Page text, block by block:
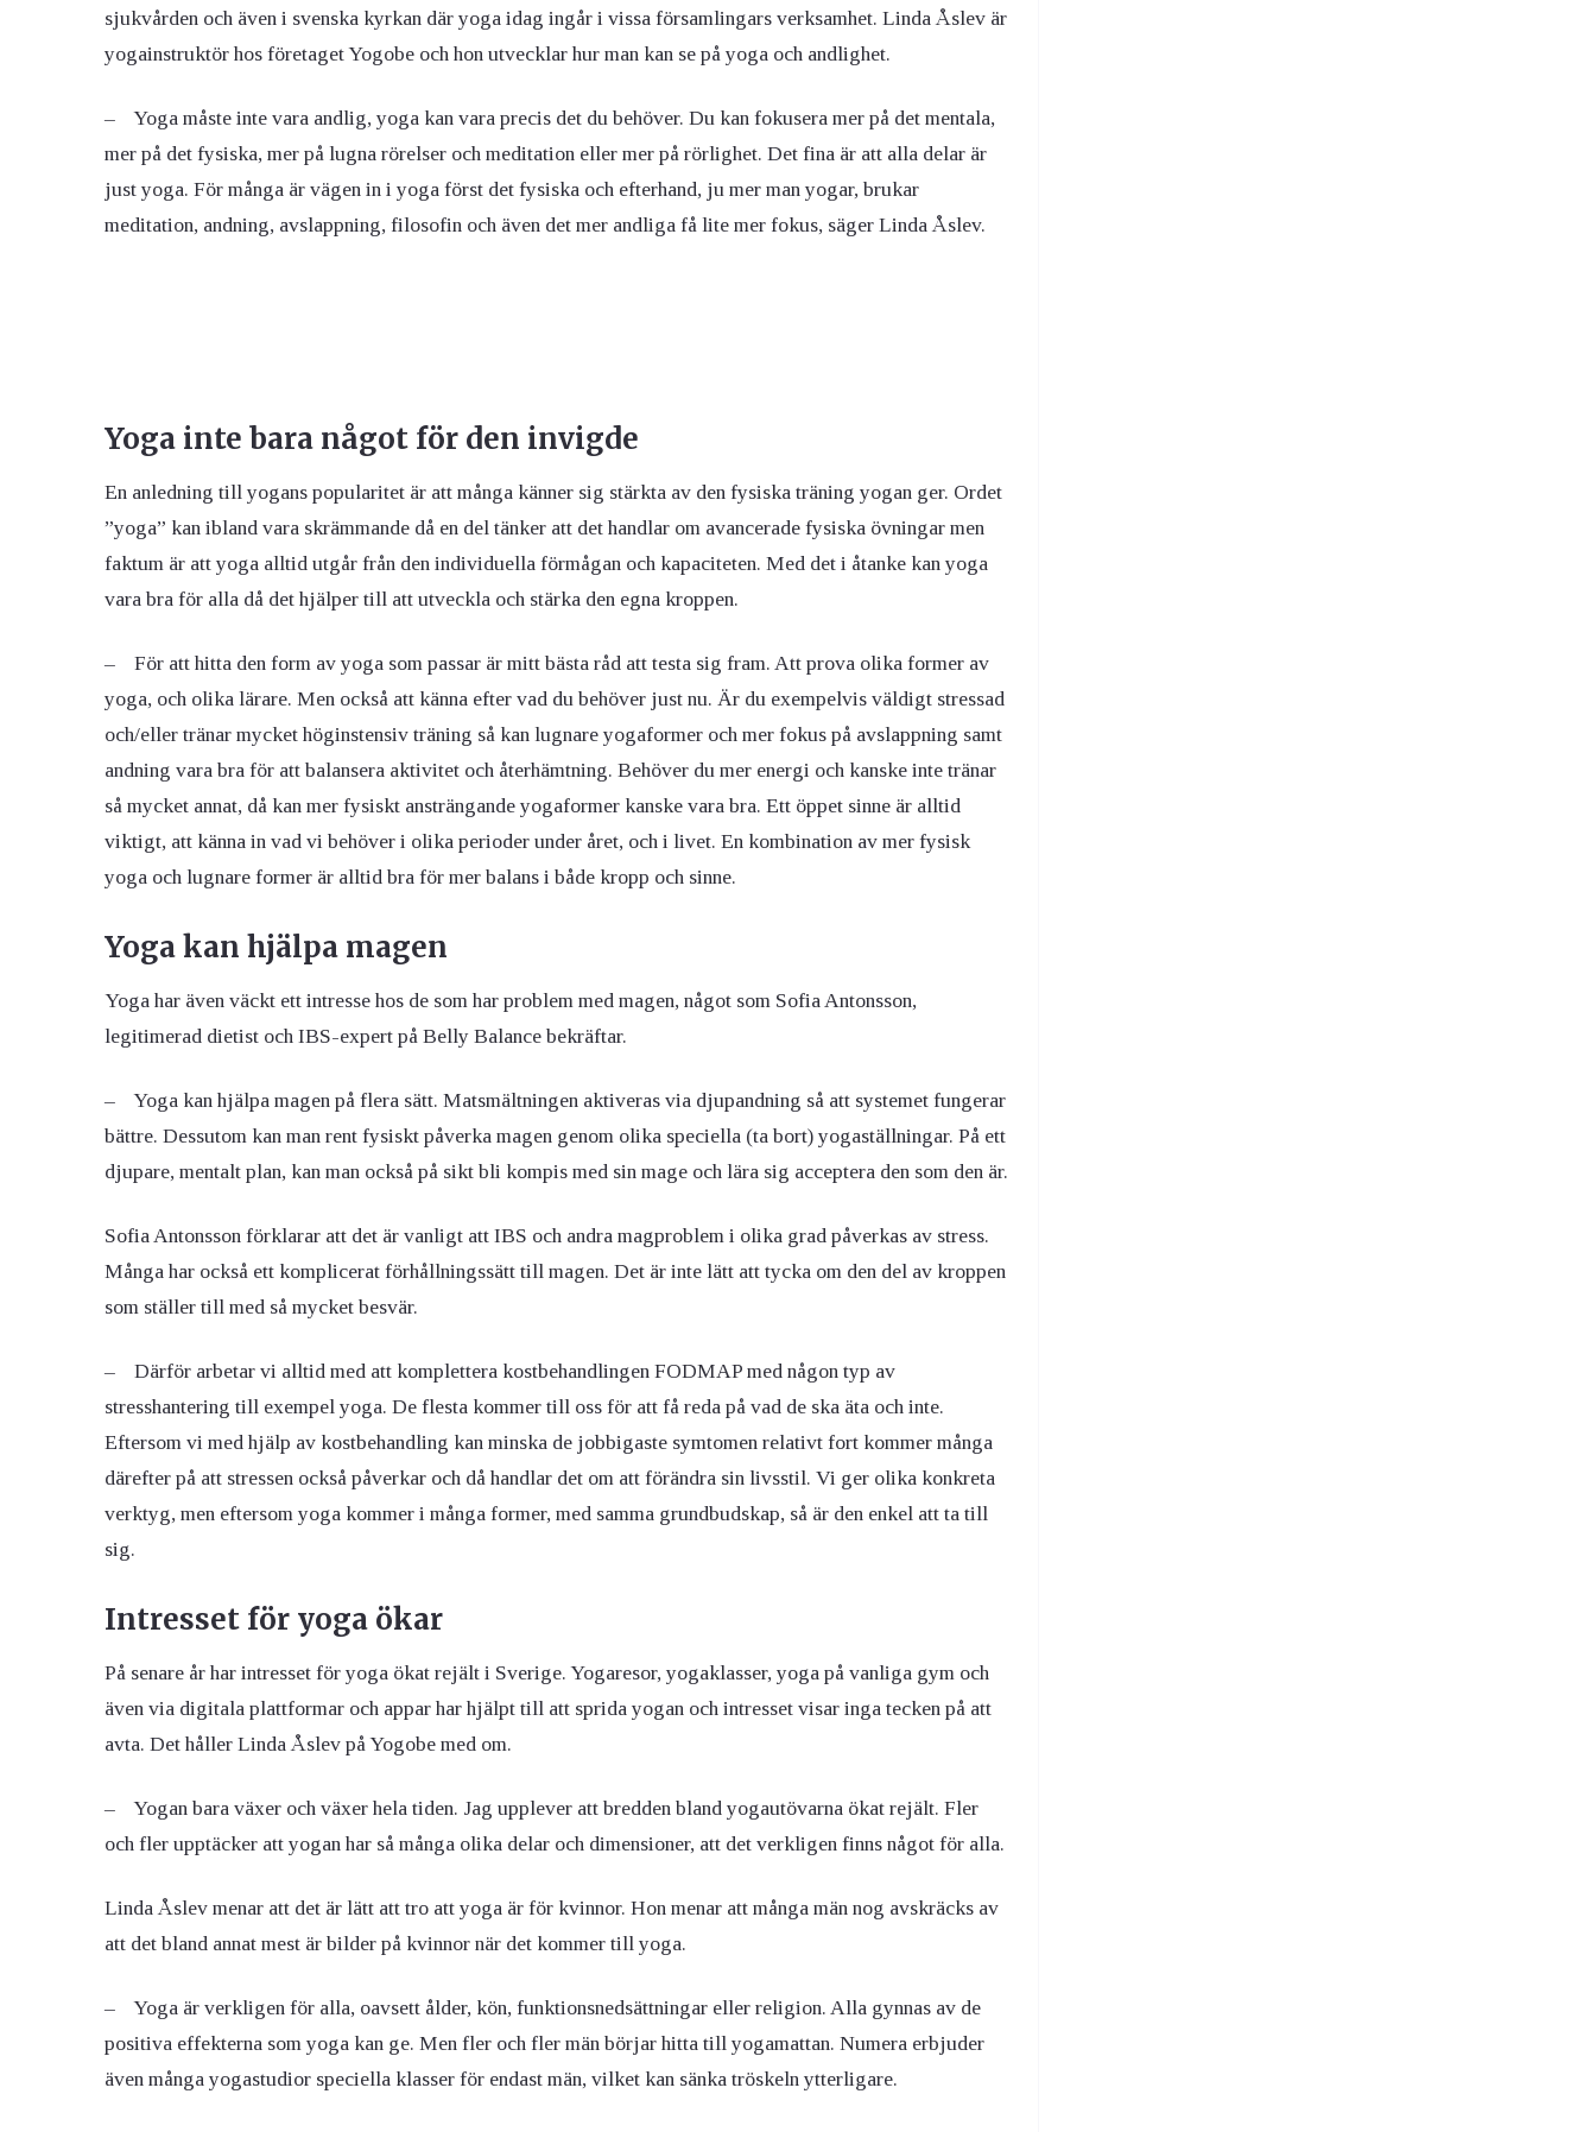
sjukvården och även i svenska kyrkan där yoga idag ingår i vissa församlingars verksamhet. Linda Åslev är
yogainstruktör hos företaget Yogobe och hon utvecklar hur man kan se på yoga och andlighet.
– Yoga måste inte vara andlig, yoga kan vara precis det du behöver. Du kan fokusera mer på det mentala,
mer på det fysiska, mer på lugna rörelser och meditation eller mer på rörlighet. Det fina är att alla delar är
just yoga. För många är vägen in i yoga först det fysiska och efterhand, ju mer man yogar, brukar
meditation, andning, avslappning, filosofin och även det mer andliga få lite mer fokus, säger Linda Åslev.
Yoga inte bara något för den invigde
En anledning till yogans popularitet är att många känner sig stärkta av den fysiska träning yogan ger. Ordet
”yoga” kan ibland vara skrämmande då en del tänker att det handlar om avancerade fysiska övningar men
faktum är att yoga alltid utgår från den individuella förmågan och kapaciteten. Med det i åtanke kan yoga
vara bra för alla då det hjälper till att utveckla och stärka den egna kroppen.
– För att hitta den form av yoga som passar är mitt bästa råd att testa sig fram. Att prova olika former av
yoga, och olika lärare. Men också att känna efter vad du behöver just nu. Är du exempelvis väldigt stressad
och/eller tränar mycket höginstensiv träning så kan lugnare yogaformer och mer fokus på avslappning samt
andning vara bra för att balansera aktivitet och återhämtning. Behöver du mer energi och kanske inte tränar
så mycket annat, då kan mer fysiskt ansträngande yogaformer kanske vara bra. Ett öppet sinne är alltid
viktigt, att känna in vad vi behöver i olika perioder under året, och i livet. En kombination av mer fysisk
yoga och lugnare former är alltid bra för mer balans i både kropp och sinne.
Yoga kan hjälpa magen
Yoga har även väckt ett intresse hos de som har problem med magen, något som Sofia Antonsson,
legitimerad dietist och IBS-expert på Belly Balance bekräftar.
– Yoga kan hjälpa magen på flera sätt. Matsmältningen aktiveras via djupandning så att systemet fungerar
bättre. Dessutom kan man rent fysiskt påverka magen genom olika speciella (ta bort) yogaställningar. På ett
djupare, mentalt plan, kan man också på sikt bli kompis med sin mage och lära sig acceptera den som den är.
Sofia Antonsson förklarar att det är vanligt att IBS och andra magproblem i olika grad påverkas av stress.
Många har också ett komplicerat förhållningssätt till magen. Det är inte lätt att tycka om den del av kroppen
som ställer till med så mycket besvär.
– Därför arbetar vi alltid med att komplettera kostbehandlingen FODMAP med någon typ av
stresshantering till exempel yoga. De flesta kommer till oss för att få reda på vad de ska äta och inte.
Eftersom vi med hjälp av kostbehandling kan minska de jobbigaste symtomen relativt fort kommer många
därefter på att stressen också påverkar och då handlar det om att förändra sin livsstil. Vi ger olika konkreta
verktyg, men eftersom yoga kommer i många former, med samma grundbudskap, så är den enkel att ta till
sig.
Intresset för yoga ökar
På senare år har intresset för yoga ökat rejält i Sverige. Yogaresor, yogaklasser, yoga på vanliga gym och
även via digitala plattformar och appar har hjälpt till att sprida yogan och intresset visar inga tecken på att
avta. Det håller Linda Åslev på Yogobe med om.
– Yogan bara växer och växer hela tiden. Jag upplever att bredden bland yogautövarna ökat rejält. Fler
och fler upptäcker att yogan har så många olika delar och dimensioner, att det verkligen finns något för alla.
Linda Åslev menar att det är lätt att tro att yoga är för kvinnor. Hon menar att många män nog avskräcks av
att det bland annat mest är bilder på kvinnor när det kommer till yoga.
– Yoga är verkligen för alla, oavsett ålder, kön, funktionsnedsättningar eller religion. Alla gynnas av de
positiva effekterna som yoga kan ge. Men fler och fler män börjar hitta till yogamattan. Numera erbjuder
även många yogastudior speciella klasser för endast män, vilket kan sänka tröskeln ytterligare.